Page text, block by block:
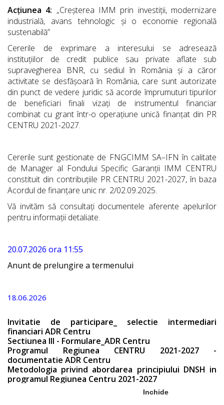
Inchide
Acțiunea 4: „Creșterea IMM prin investiții, modernizare
industrială, avans tehnologic și o economie regională
sustenabilă”
Cererile de exprimare a interesului se adresează
instituțiilor de credit publice sau private aflate sub
supravegherea BNR, cu sediul în România și a căror
activitate se desfășoară în România, care sunt autorizate
din punct de vedere juridic să acorde împrumuturi tipurilor
de beneficiari finali vizați de instrumentul financiar
combinat cu grant într-o operațiune unică finanțat din PR
CENTRU 2021-2027.
Cererile sunt gestionate de FNGCIMM SA–IFN în calitate
de Manager al Fondului Specific Garanții IMM CENTRU
constituit din contribuțiile PR CENTRU 2021-2027, în baza
Acordul de finanțare unic nr. 2/02.09.2025.
Vă invităm să consultați documentele aferente apelurilor
pentru informaţii detaliate.
20.07.2026 ora 11:55
Anunt de prelungire a termenului
18.06.2026
Invitatie de participare_ selectie intermediari
financiari ADR Centru
Sectiunea III - Formulare_ADR Centru
Programul Regiunea CENTRU 2021-2027 -
documentatie ADR Centru
Metodologia privind abordarea principiului DNSH in
programul Regiunea Centru 2021-2027